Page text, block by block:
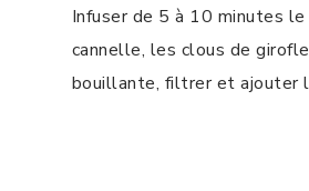
Infuser de 5 à 10 minutes
cannelle, les clous de girofle
bouillante, filtrer et ajouter